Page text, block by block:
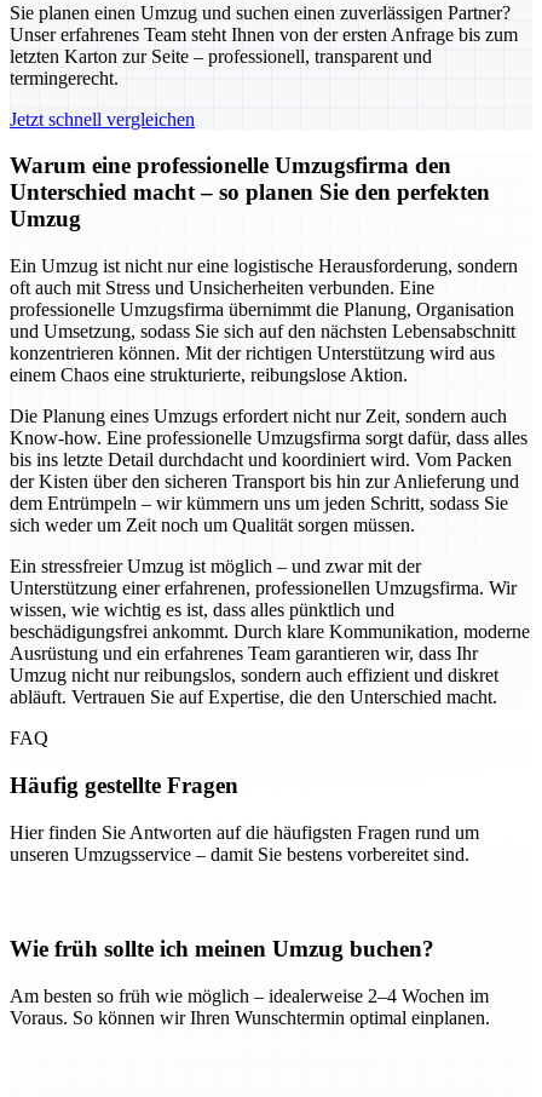
Sie planen einen Umzug und suchen einen zuverlässigen Partner?
Unser erfahrenes Team steht Ihnen von der ersten Anfrage bis zum
letzten Karton zur Seite – professionell, transparent und
termingerecht.
Jetzt schnell vergleichen
Warum eine professionelle Umzugsfirma den
Unterschied macht – so planen Sie den perfekten
Umzug
Ein Umzug ist nicht nur eine logistische Herausforderung, sondern
oft auch mit Stress und Unsicherheiten verbunden. Eine
professionelle Umzugsfirma übernimmt die Planung, Organisation
und Umsetzung, sodass Sie sich auf den nächsten Lebensabschnitt
konzentrieren können. Mit der richtigen Unterstützung wird aus
einem Chaos eine strukturierte, reibungslose Aktion.
Die Planung eines Umzugs erfordert nicht nur Zeit, sondern auch
Know-how. Eine professionelle Umzugsfirma sorgt dafür, dass alles
bis ins letzte Detail durchdacht und koordiniert wird. Vom Packen
der Kisten über den sicheren Transport bis hin zur Anlieferung und
dem Entrümpeln – wir kümmern uns um jeden Schritt, sodass Sie
sich weder um Zeit noch um Qualität sorgen müssen.
Ein stressfreier Umzug ist möglich – und zwar mit der
Unterstützung einer erfahrenen, professionellen Umzugsfirma. Wir
wissen, wie wichtig es ist, dass alles pünktlich und
beschädigungsfrei ankommt. Durch klare Kommunikation, moderne
Ausrüstung und ein erfahrenes Team garantieren wir, dass Ihr
Umzug nicht nur reibungslos, sondern auch effizient und diskret
abläuft. Vertrauen Sie auf Expertise, die den Unterschied macht.
FAQ
Häufig gestellte Fragen
Hier finden Sie Antworten auf die häufigsten Fragen rund um
unseren Umzugsservice – damit Sie bestens vorbereitet sind.
Wie früh sollte ich meinen Umzug buchen?
Am besten so früh wie möglich – idealerweise 2–4 Wochen im
Voraus. So können wir Ihren Wunschtermin optimal einplanen.